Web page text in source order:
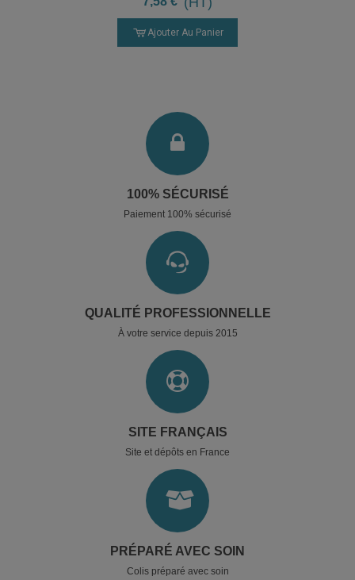
Ajouter Au Panier
100% SÉCURISÉ
Paiement 100% sécurisé
QUALITÉ PROFESSIONNELLE
À votre service depuis 2015
SITE FRANÇAIS
Site et dépôts en France
PRÉPARÉ AVEC SOIN
Colis préparé avec soin